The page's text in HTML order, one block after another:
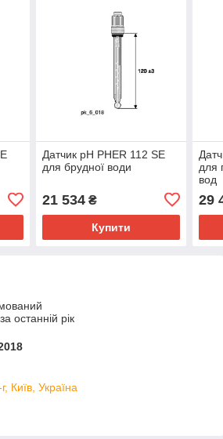
Датчик pH PHER 112 SE
для брудної води
21 534₴
Купити
для
вод
29
останній рік
Київ, Україна